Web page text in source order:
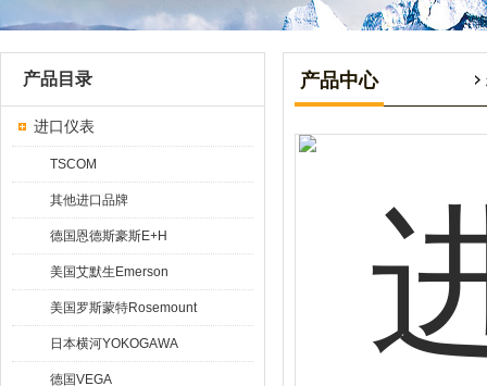
产品目录
进口仪表
TSCOM
其他进口品牌
德国恩德斯豪斯E+H
美国艾默生Emerson
美国罗斯蒙特Rosemount
日本横河YOKOGAWA
德国VEGA
产品中心